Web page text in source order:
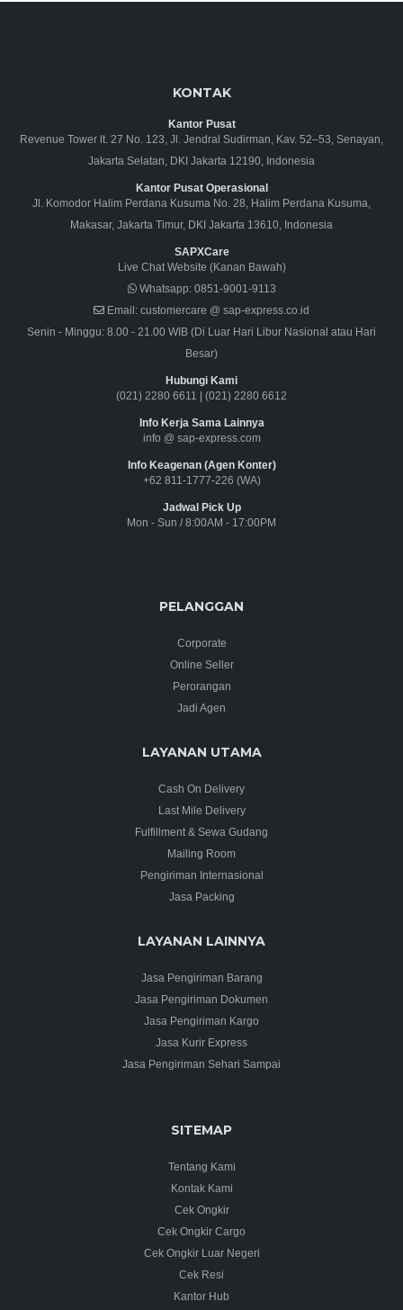
KONTAK
Kantor Pusat
Revenue Tower lt. 27 No. 123, Jl. Jendral Sudirman, Kav. 52–53, Senayan,
Jakarta Selatan, DKI Jakarta 12190, Indonesia
Kantor Pusat Operasional
Jl. Komodor Halim Perdana Kusuma No. 28, Halim Perdana Kusuma,
Makasar, Jakarta Timur, DKI Jakarta 13610, Indonesia
SAPXCare
Live Chat Website (Kanan Bawah)
Whatsapp:0851-9001-9113
Email: customercare @ sap-express.co.id
Senin - Minggu: 8.00 - 21.00 WIB (Di Luar Hari Libur Nasional atau Hari
Besar)
Hubungi Kami
(021) 2280 6611 | (021) 2280 6612
Info Kerja Sama Lainnya
info @ sap-express.com
Info Keagenan (Agen Konter)
+62 811-1777-226 (WA)
Jadwal Pick Up
Mon - Sun / 8:00AM - 17:00PM
PELANGGAN
Corporate
Online Seller
Perorangan
Jadi Agen
LAYANAN UTAMA
Cash On Delivery
Last Mile Delivery
Fulfillment & Sewa Gudang
Mailing Room
Pengiriman Internasional
Jasa Packing
LAYANAN LAINNYA
Jasa Pengiriman Barang
Jasa Pengiriman Dokumen
Jasa Pengiriman Kargo
Jasa Kurir Express
Jasa Pengiriman Sehari Sampai
SITEMAP
Tentang Kami
Kontak Kami
Cek Ongkir
Cek Ongkir Cargo
Cek Ongkir Luar Negeri
Cek Resi
Kantor Hub